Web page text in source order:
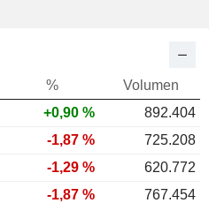
%
Volumen
+0,90 %
892.404
-1,87 %
725.208
-1,29 %
620.772
-1,87 %
767.454